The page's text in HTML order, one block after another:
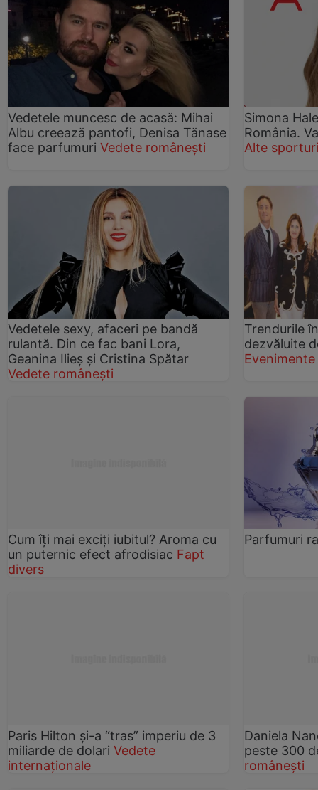
Vedetele muncesc de acasă: Mihai
Albu creează pantofi, Denisa Tănase
face parfumuri Vedete românești
Simona
România.
Alte
Vedetele sexy, afaceri pe bandă
rulantă. Din ce fac bani Lora,
Geanina Ilieș și Cristina Spătar
Vedete românești
Trendurile
dezvăluite
Evenimente
Cum îţi mai exciţi iubitul? Aroma cu
un puternic efect afrodisiac Fapt
divers
Parfumuri
Paris Hilton şi-a “tras” imperiu de 3
miliarde de dolari Vedete
internaționale
Daniela
peste 300
românești